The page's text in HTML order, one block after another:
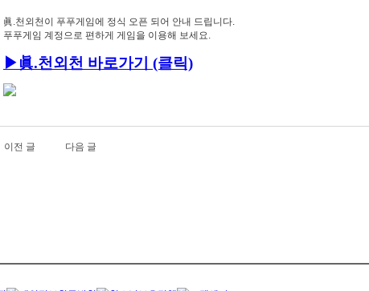
眞.천외천이 푸푸게임에 정식 오픈 되어 안내 드립니다.
푸푸게임 계정으로 편하게 게임을 이용해 보세요.
▶眞.천외천 바로가기 (클릭)
이전 글 다음 글